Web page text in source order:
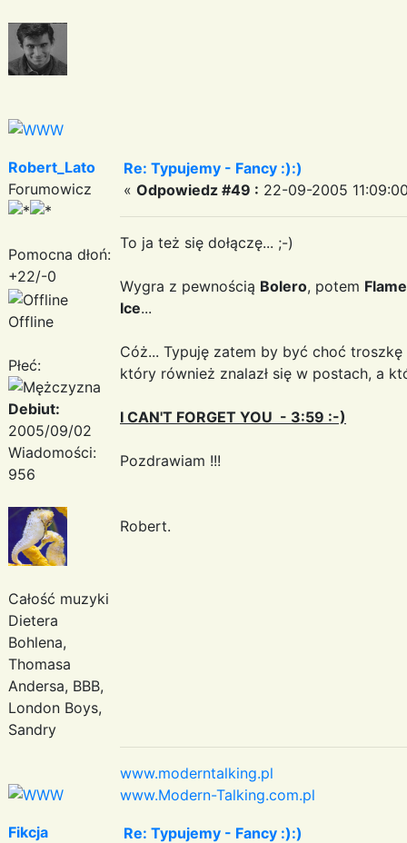
Robert_Lato
Forumowicz
Pomocna dłoń:
+22/-0
Offline
Płeć:
Debiut:
2005/09/02
Wiadomości:
956
Całość muzyki
Dietera
Bohlena,
Thomasa
Andersa, BBB,
London Boys,
Sandry
Re: Typujemy - Fancy :):)
« Odpowiedz #49 : 22-09-2005
To ja też się dołączę... ;-)
Wygra z pewnością Bolero, potem
Ice...
Cóż... Typuję zatem by być choć
który również znalazł się w postach, a
I CAN'T FORGET YOU - 3:59 :-)
Pozdrawiam !!!
Robert.
www.moderntalking.pl
www.Modern-Talking.com.pl
Fikcja
Re: Typujemy - Fancy :):)